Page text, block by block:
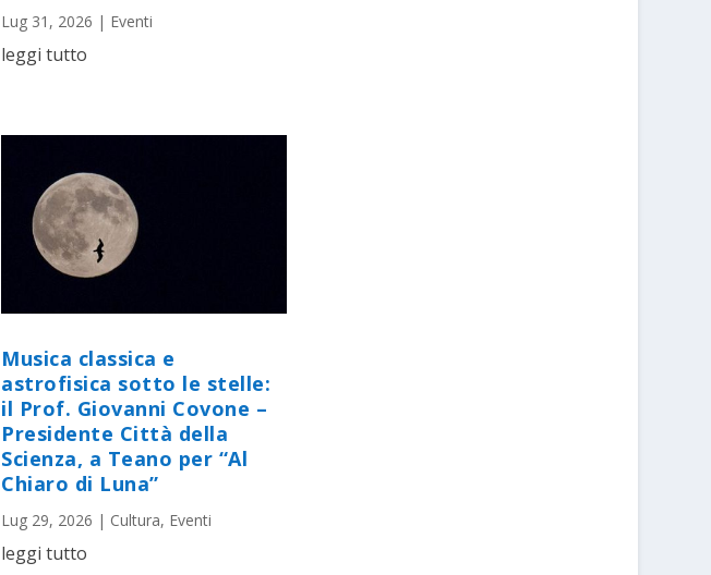
Lug 31, 2026 | Eventi
leggi tutto
Musica classica e
astrofisica sotto le stelle:
il Prof. Giovanni Covone –
Presidente Città della
Scienza, a Teano per “Al
Chiaro di Luna”
Lug 29, 2026 | Cultura, Eventi
leggi tutto